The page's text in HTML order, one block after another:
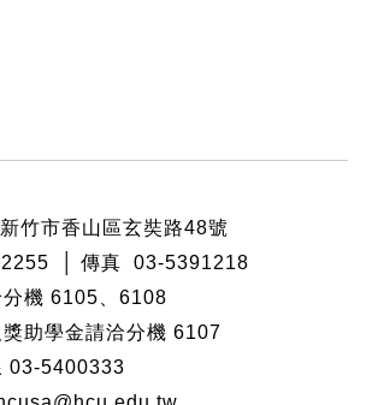
竹市香山區玄奘路48號
│ 傳真 03-5391218
機 6105
6108
助學金請洽分機 6107
03-5400333